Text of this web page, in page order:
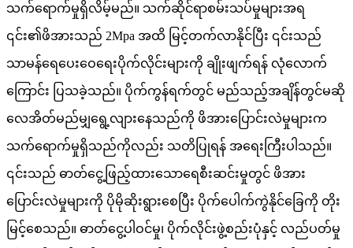
သက်ရောက်မှုရှိလိမ့်မည်။ သက်ဆိုင်ရာစမ်းသပ်မှုများအရ
၎င်း၏ဖိအားသည် 2Mpa အထိ မြင့်တက်လာနိုင်ပြီး ၎င်းသည်
သာမန်ရေပေးဝေရေးပိုက်လိုင်းများကို ချိုးဖျက်ရန် လုံလောက်
ကြောင်း ပြသခဲ့သည်။ ပိုက်ကွန်ရက်တွင် မည်သည့်အချိန်တွင်မဆို
လေအိတ်မည်မျှရွေ့လျားနေသည်ကို ဖိအားပြောင်းလဲမှုများက
သက်ရောက်မှုရှိသည်ကိုလည်း သတိပြုရန် အရေးကြီးပါသည်။
၎င်းသည် ဓာတ်ငွေ့ဖြည့်ထားသောရေစီးဆင်းမှုတွင် ဖိအား
ပြောင်းလဲမှုများကို ပိုမိုဆိုးရွားစေပြီး ပိုက်ပေါက်ကွဲနိုင်ခြေကို တိုး
မြင့်စေသည်။ ဓာတ်ငွေ့ပါဝင်မှု၊ ပိုက်လိုင်းဖွဲ့စည်းပုံနှင့် လည်ပတ်မှု